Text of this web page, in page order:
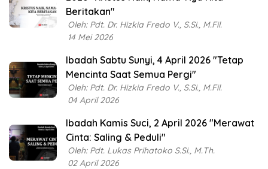
Beritakan"
Oleh: Pdt. Dr. Hizkia Fredo V., S.Si., M.Fil.
14 Mei 2026
Ibadah Sabtu Sunyi, 4 April 2026 "Tetap
Mencinta Saat Semua Pergi"
Oleh: Pdt. Dr. Hizkia Fredo V., S.Si., M.Fil.
04 April 2026
Ibadah Kamis Suci, 2 April 2026 "Merawat
Cinta: Saling & Peduli"
Oleh: Pdt. Lukas Prihatoko S.Si., M.Th.
02 April 2026